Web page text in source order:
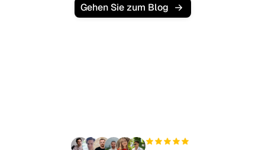
Gehen Sie zum Blog